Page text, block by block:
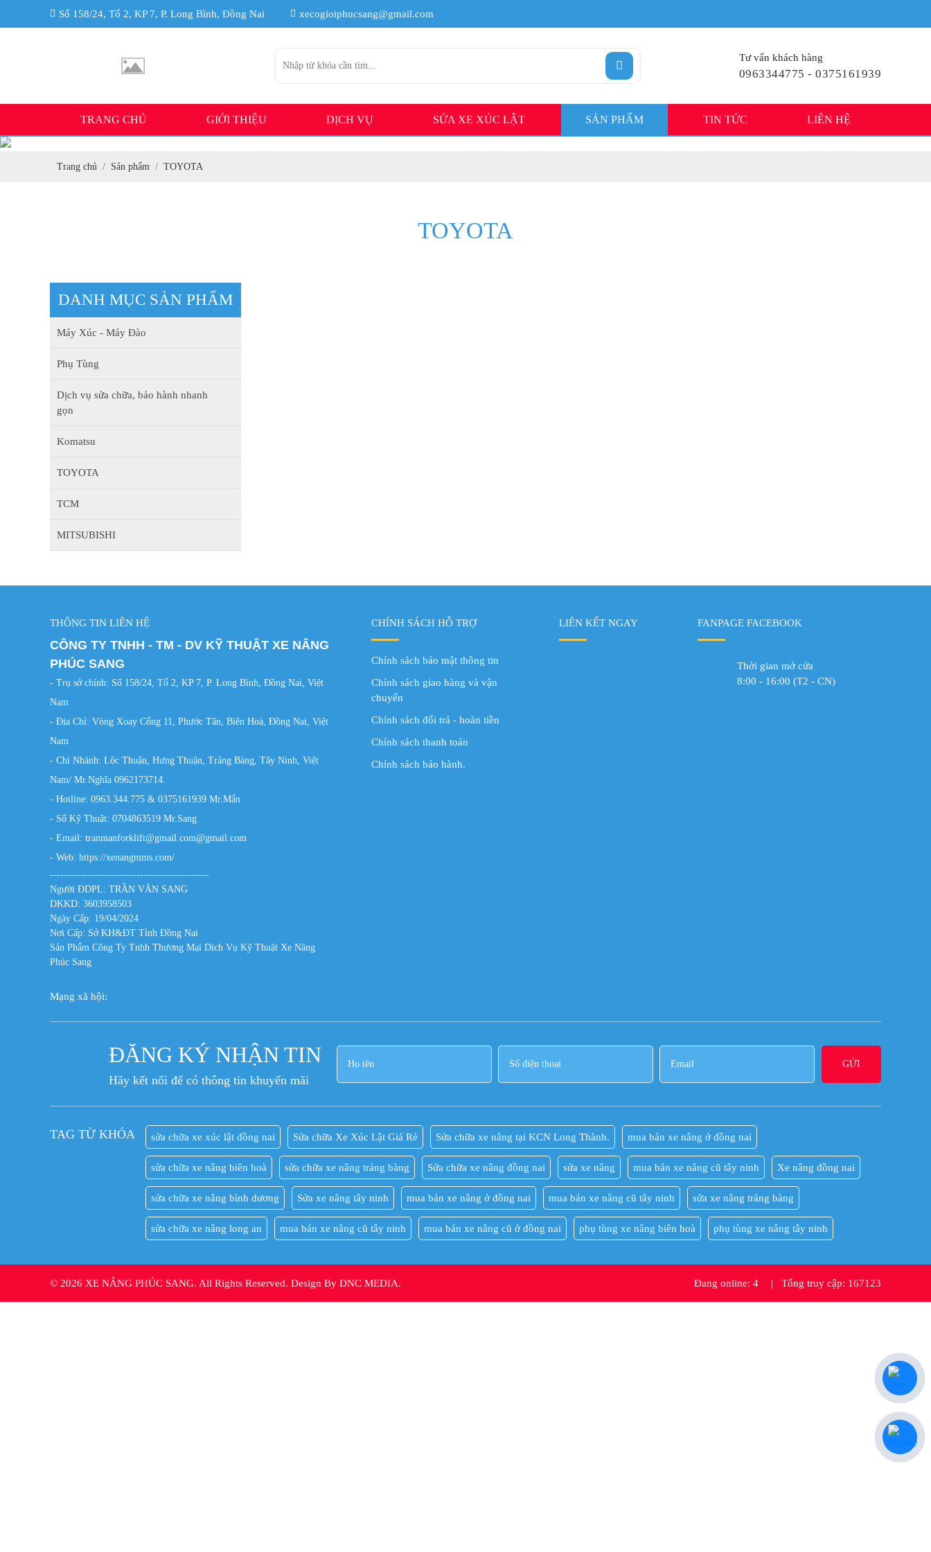
Số 158/24, Tổ 2, KP 7, P. Long Bình, Đồng Nai xecogioiphucsang@gmail.com
Tư vấn khách hàng
0963344775 - 0375161939
TRANG CHỦ GIỚI THIỆU DỊCH VỤ SỬA XE XÚC LẬT SẢN PHẨM TIN TỨC LIÊN HỆ
Trang chủ Sản phẩm TOYOTA
TOYOTA
DANH MỤC SẢN PHẨM
Máy Xúc - Máy Đào
Phụ Tùng
Dịch vụ sửa chữa, bảo hành nhanh
gọn
Komatsu
TOYOTA
TCM
MITSUBISHI
THÔNG TIN LIÊN HỆ
CÔNG TY TNHH - TM - DV KỸ THUẬT XE NÂNG
PHÚC SANG
- Trụ sở chính: Số 158/24, Tổ 2, KP 7, P. Long Bình, Đồng Nai, Việt
Nam
- Địa Chỉ: Vòng Xoay Cổng 11, Phước Tân, Biên Hoà, Đồng Nai, Việt
Nam
- Chi Nhánh: Lộc Thuận, Hưng Thuận, Trảng Bàng, Tây Ninh, Việt
Nam/ Mr.Nghĩa 0962173714.
- Hotline: 0963.344.775 & 0375161939 Mr.Mẩn
- Số Kỹ Thuật: 0704863519 Mr.Sang
- Email: tranmanforklift@gmail.com@gmail.com
- Web: https://xenangmms.com/
----------------------------------------------
Người ĐDPL: TRẦN VĂN SANG
DKKD: 3603958503
Ngày Cấp: 19/04/2024
Nơi Cấp: Sở KH&ĐT Tỉnh Đồng Nai
Sản Phẩm Công Ty Tnhh Thương Mại Dịch Vụ Kỹ Thuật Xe Nâng
Phúc Sang
Mạng xã hội:
CHÍNH SÁCH HỖ TRỢ
Chính sách bảo mật thông tin
Chính sách giao hàng và vận
chuyển
Chính sách đổi trả - hoàn tiền
Chính sách thanh toán
Chính sách bảo hành.
LIÊN KẾT NGAY FANPAGE FACEBOOK
Thời gian mở cửa
8:00 - 16:00 (T2 - CN)
ĐĂNG KÝ NHẬN TIN
Hãy kết nối để có thông tin khuyến mãi
TAG TỪ KHÓA sửa chữa xe xúc lật đồng nai Sửa chữa Xe Xúc Lật Giá Rẻ Sửa chữa xe nâng tại KCN Long Thành. mua bán xe nâng ở đồng nai
sửa chữa xe nâng biên hoà sửa chữa xe nâng trảng bàng Sửa chữa xe nâng đồng nai sửa xe nâng mua bán xe nâng cũ tây ninh Xe nâng đồng nai
sửa chữa xe nâng bình dương Sửa xe nâng tây ninh mua bán xe nâng ở đồng nai mua bán xe nâng cũ tây ninh sửa xe nâng trảng bàng
sửa chữa xe nâng long an mua bán xe nâng cũ tây ninh mua bán xe nâng cũ ở đồng nai phụ tùng xe nâng biên hoà phụ tùng xe nâng tây ninh
© 2026 XE NÂNG PHÚC SANG. All Rights Reserved. Design By DNC MEDIA. Đang online: 4 | Tổng truy cập: 167123